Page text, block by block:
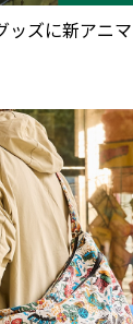
ッズに新アニマ